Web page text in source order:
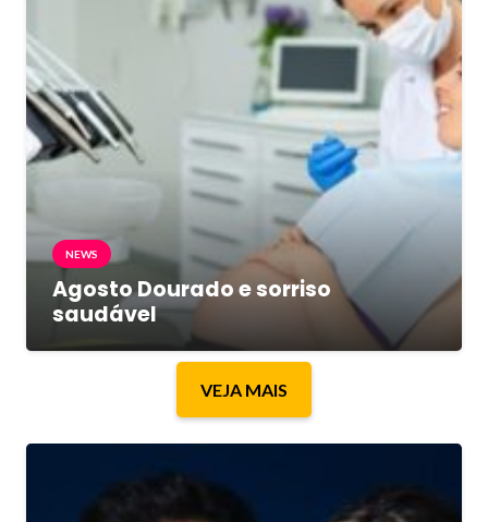
NEWS
Agosto Dourado e sorriso
saudável
VEJA MAIS